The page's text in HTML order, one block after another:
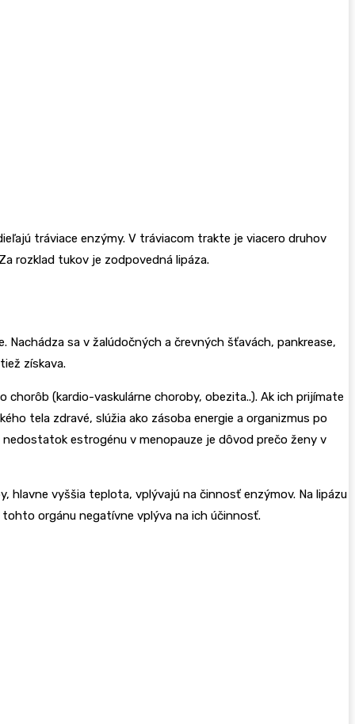
tráviace enzýmy. V tráviacom trakte je viacero druhov
rozklad tukov je zodpovedná lipáza.
sa v žalúdočných a črevných šťavách, pankrease,
získava.
(kardio-vaskulárne choroby, obezita..). Ak ich prijímate
tela zdravé, slúžia ako zásoba energie a organizmus po
estrogénu v menopauze je dôvod prečo ženy v
hlavne vyššia teplota, vplývajú na činnosť enzýmov. Na lipázu
orgánu negatívne vplýva na ich účinnosť.